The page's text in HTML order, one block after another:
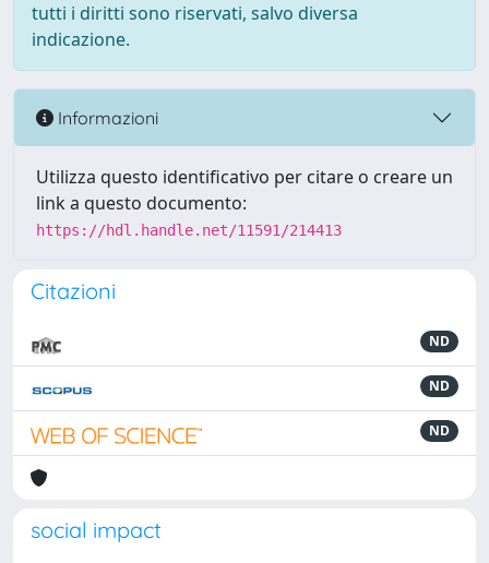
tutti i diritti sono riservati, salvo diversa
indicazione.
Informazioni
Utilizza questo identificativo per citare o creare un
link a questo documento:
https://hdl.handle.net/11591/214413
Citazioni
ND
ND
ND
social impact